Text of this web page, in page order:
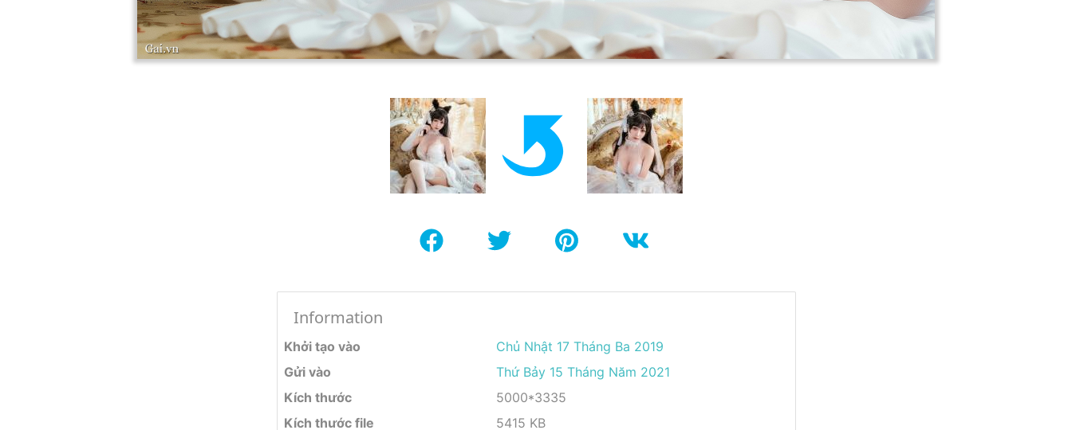
Information
Khởi tạo vào
Chủ Nhật 17 Tháng Ba 2019
Gửi vào
Thứ Bảy 15 Tháng Năm 2021
Kích thước
5000*3335
Kích thước file
5415 KB